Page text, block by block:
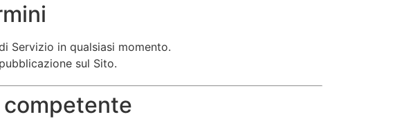
Servizio in qualsiasi momento.
sul Sito.
competente